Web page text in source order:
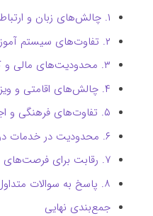
۱. چالش‌های زبان و ارتباطات در رومانی
۲. تفاوت‌های سیستم آموزشی در رومانی
۳. محدودیت‌های مالی و کاری در رومانی
۴. چالش‌های اقامتی و ویزا در رومانی
۵. تفاوت‌های فرهنگی و اجتماعی در رومانی
۶. محدودیت در خدمات درمانی و بیمه در رومانی
۷. رقابت برای فرصت‌های شغلی در رومانی
۸. پاسخ به سوالات متداول در رومانی
جمع‌بندی نهایی